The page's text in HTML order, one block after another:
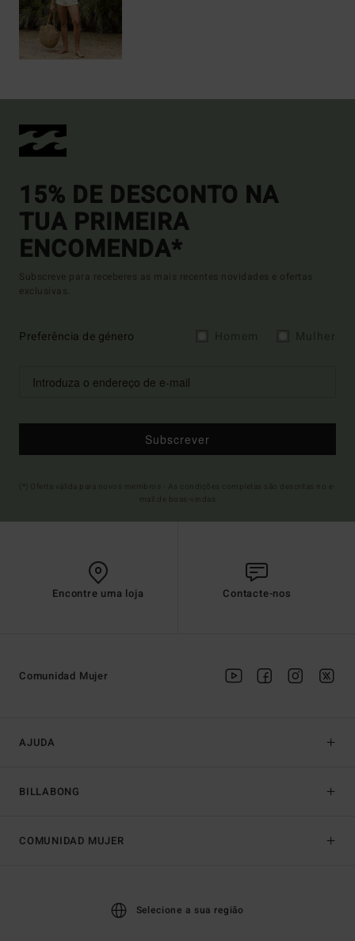
15% DE DESCONTO NA
TUA PRIMEIRA
ENCOMENDA*
Subscreve para receberes as mais recentes novidades e ofertas
exclusivas.
Preferência de género
Subscrever
Encontre uma loja Contacte-nos
AJUDA
BILLABONG
Comunidad Mujer
COMUNIDAD MUJER
Selecione a sua região